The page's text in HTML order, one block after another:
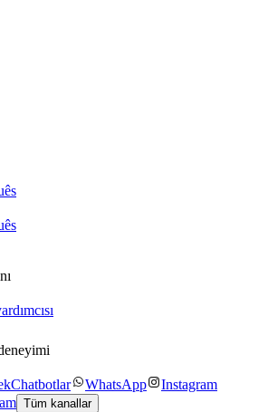
Chatbotlar WhatsApp
Instagram
Tüm kanallar